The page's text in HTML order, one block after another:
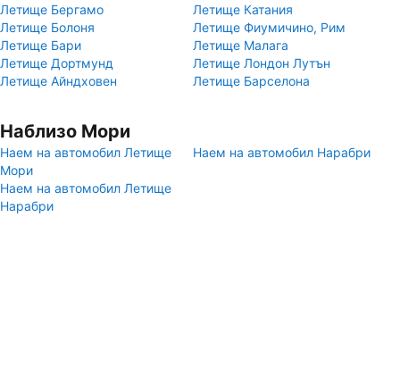
Летище Бергамо
Летище Катания
Летище Болоня
Летище Фиумичино, Рим
Летище Бари
Летище Малага
Летище Дортмунд
Летище Лондон Лутън
Летище Айндховен
Летище Барселона
Наблизо Мори
Наем на автомобил Летище
Мори
Наем на автомобил Нарабри
Наем на автомобил Летище
Нарабри